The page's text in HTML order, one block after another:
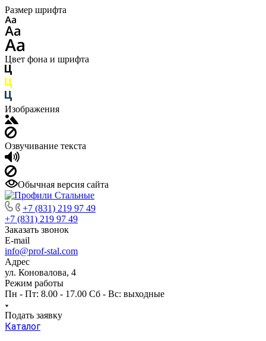
Размер шрифта
Цвет фона и шрифта
Изображения
Озвучивание текста
Обычная версия сайта
+7 (831) 219 97 49
+7 (831) 219 97 49
Заказать звонок
E-mail
info@prof-stal.com
Адрес
ул. Коновалова, 4
Режим работы
Пн - Пт: 8.00 - 17.00 Сб - Вс: выходные
Подать заявку
Каталог